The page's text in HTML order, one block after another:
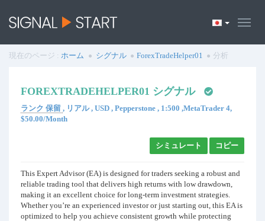
現在のページ : ホーム シグナル ForexTradeHelper01 分析
FOREXTRADEHELPER01 シグナル
ランク 保留 , リアル , USD , Pepperstone , 1:500 ,MetaTrader 4,
$50.00/Month
シミュレート コピー
This Expert Advisor (EA) is designed for traders seeking a robust and
reliable trading tool that delivers high returns with low drawdown,
making it an excellent choice for long-term investment strategies.
Whether you’re an experienced investor or just starting out, this EA is
optimized to help you achieve consistent growth while protecting